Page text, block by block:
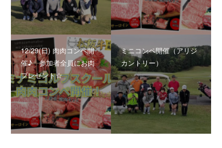
12/29(日) 肉肉コンペ開
催♪ 参加者全員にお肉
プレゼント☆
ミニコンペ開催（アリジ
カントリー）